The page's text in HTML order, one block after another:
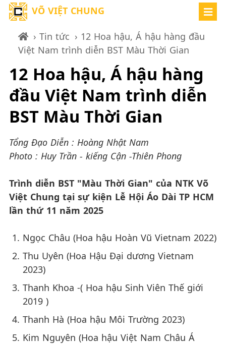
VÕ VIỆT CHUNG
›Tin tức › 12 Hoa hậu, Á hậu hàng đầu
Việt Nam trình diễn BST Màu Thời Gian
12 Hoa hậu, Á hậu hàng
đầu Việt Nam trình diễn
BST Màu Thời Gian
Tổng Đạo Diễn : Hoàng Nhật Nam
Photo : Huy Trần - kiếng Cận -Thiên Phong
Trình diễn BST "Màu Thời Gian" của NTK Võ
Việt Chung tại sự kiện Lễ Hội Áo Dài TP HCM
lần thứ 11 năm 2025
Ngọc Châu (Hoa hậu Hoàn Vũ Vietnam 2022)
Thu Uyên (Hoa Hậu Đại dương Vietnam
2023)
Thanh Khoa -( Hoa hậu Sinh Viên Thế giới
2019 )
Thanh Hà (Hoa hậu Môi Trường 2023)
Kim Nguyên (Hoa hậu Việt Nam Châu Á